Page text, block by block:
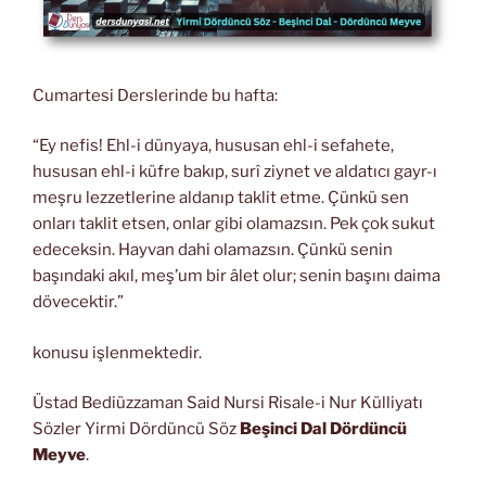
Cumartesi Derslerinde bu hafta:
“Ey nefis! Ehl-i dünyaya, hususan ehl-i sefahete,
hususan ehl-i küfre bakıp, surî ziynet ve aldatıcı gayr-ı
meşru lezzetlerine aldanıp taklit etme. Çünkü sen
onları taklit etsen, onlar gibi olamazsın. Pek çok sukut
edeceksin. Hayvan dahi olamazsın. Çünkü senin
başındaki akıl, meş’um bir âlet olur; senin başını daima
dövecektir.”
konusu işlenmektedir.
Üstad Bediüzzaman Said Nursi Risale-i Nur Külliyatı
Sözler Yirmi Dördüncü Söz Beşinci Dal Dördüncü
Meyve.